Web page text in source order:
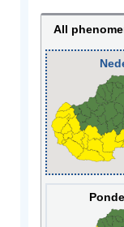
All